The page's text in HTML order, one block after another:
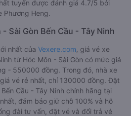
tuyến được đánh giá 4.7/5 bởi
Phương Heng.
Sài Gòn Bến Cầu - Tây Ninh
nhất của Vexere.com , giá vé xe
từ Hóc Môn - Sài Gòn có mức giá
- 550000 đồng. Trong đó, nhà xe
vé rẻ nhất, chỉ 130000 đồng. Đặt
Cầu - Tây Ninh chính hãng tại
đảm bảo giữ chỗ 100% và hỗ
đài tư vấn, đặt vé và đổi trả vé